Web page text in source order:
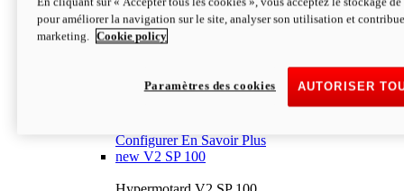
Configurer En Savoir Plus
newV2 SP
69 lb-ftCouple
Poids humide (sans carburant)
Configurer En Savoir Plus
new V2 SP 100
pour améliorer la navigation sur le site, analyser son utilisation et
marketing.
Cookie policy
AUTORISER
Paramètres des cookies